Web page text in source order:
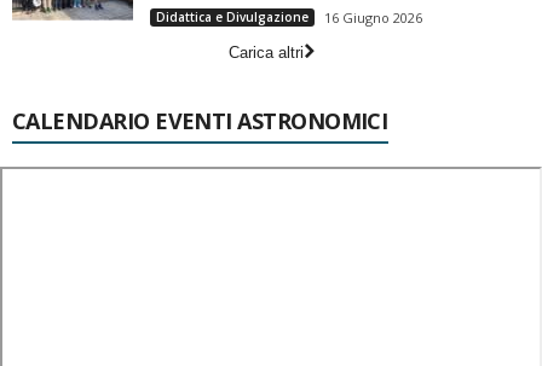
Didattica e Divulgazione
16 Giugno 2026
Carica altri
CALENDARIO EVENTI ASTRONOMICI